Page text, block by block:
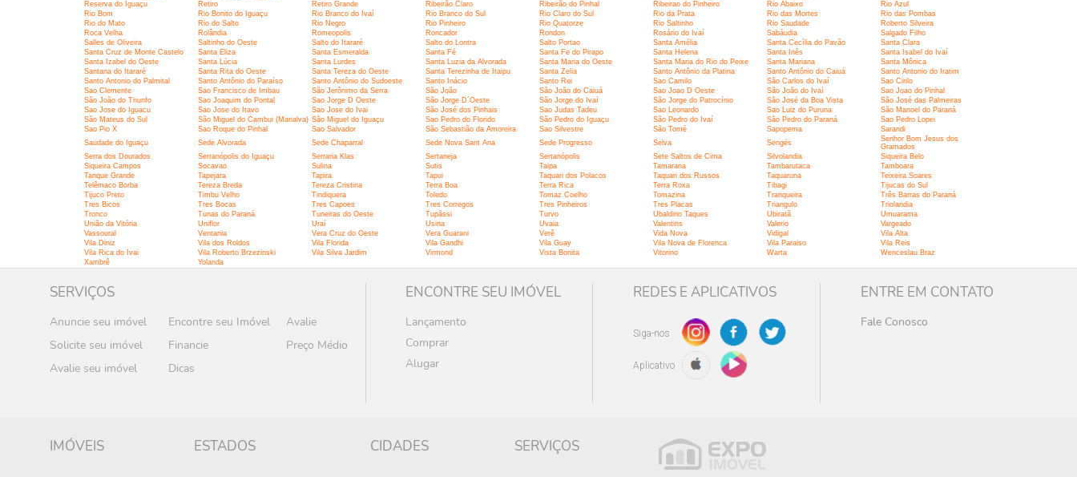
Reserva do Iguaçu
Retiro Retiro Grande Ribeirão Claro Ribeirão do Pinhal Ribeirao do Pinheiro Rio Abaixo
Rio Azul
Rio Bom
Rio Bonito do Iguaçu Rio Branco do Ivaí Rio Branco do Sul Rio Claro do Sul Rio da Prata Rio das Mortes
Rio das Pombas
Rio do Mato
Rio do Salto Rio Negro Rio Pinheiro Rio Quatorze Rio Saltinho Rio Saudade
Roberto Silveira
Roca Velha
Rolândia Romeopolis Roncador Rondon Rosário do Ivaí Sabáudia
Salgado Filho
Salles de Oliveira
Saltinho do Oeste Salto do Itararé Salto do Lontra Salto Portao Santa Amélia Santa Cecília do Pavão
Santa Clara
Santa Cruz de Monte Castelo
Santa Eliza Santa Esmeralda Santa Fé Santa Fe do Pirapo Santa Helena Santa Inês
Santa Isabel do Ivaí
Santa Izabel do Oeste
Santa Lúcia Santa Lurdes Santa Luzia da Alvorada Santa Maria do Oeste Santa Maria do Rio do Peixe Santa Mariana
Santa Mônica
Santana do Itararé
Santa Rita do Oeste Santa Tereza do Oeste Santa Terezinha de Itaipu Santa Zelia Santo Antônio da Platina Santo Antônio do Caiuá
Santo Antonio do Iratim
Santo Antonio do Palmital
Santo Antônio do Paraíso Santo Antônio do Sudoeste Santo Inácio Santo Rei Sao Camilo São Carlos do Ivaí
Sao Cirilo
Sao Clemente
Sao Francisco de Imbau São Jerônimo da Serra São João São João do Caiuá Sao Joao D Oeste São João do Ivaí
Sao Joao do Pinhal
São João do Triunfo
Sao Joaquim do Pontal Sao Jorge D Oeste São Jorge D´Oeste São Jorge do Ivaí São Jorge do Patrocínio São José da Boa Vista
São José das Palmeiras
Sao Jose do Iguacu
Sao Jose do Itavo Sao Jose do Ivai São José dos Pinhais Sao Judas Tadeu Sao Leonardo Sao Luiz do Puruna
São Manoel do Paraná
São Mateus do Sul
São Miguel do Cambui (Marialva) São Miguel do Iguaçu Sao Pedro do Florido São Pedro do Iguaçu São Pedro do Ivaí São Pedro do Paraná
Sao Pedro Lopei
Sao Pio X
Sao Roque do Pinhal Sao Salvador São Sebastião da Amoreira Sao Silvestre São Tomé Sapopema
Sarandi
Saudade do Iguaçu
Sede Alvorada Sede Chaparral Sede Nova Sant Ana Sede Progresso Selva Sengés
Senhor Bom Jesus dos
Gramados
Serra dos Dourados
Serranópolis do Iguaçu Serraria Klas Sertaneja Sertanópolis Sete Saltos de Cima Silvolandia
Siqueira Belo
Siqueira Campos
Socavao Sulina Sutis Taipa Tamarana Tambarutaca
Tamboara
Tanque Grande
Tapejara Tapira Tapui Taquari dos Polacos Taquari dos Russos Taquaruna
Teixeira Soares
Telêmaco Borba
Tereza Breda Tereza Cristina Terra Boa Terra Rica Terra Roxa Tibagi
Tijucas do Sul
Tijuco Preto
Timbu Velho Tindiquera Toledo Tomaz Coelho Tomazina Tranqueira
Três Barras do Paraná
Tres Bicos
Tres Bocas Tres Capoes Tres Corregos Tres Pinheiros Tres Placas Triangulo
Triolandia
Tronco
Tunas do Paraná Tuneiras do Oeste Tupãssi Turvo Ubaldino Taques Ubiratã
Umuarama
União da Vitória
Uniflor Uraí Usina Uvaia Valentins Valerio
Vargeado
Vassoural
Ventania Vera Cruz do Oeste Vera Guarani Verê Vida Nova Vidigal
Vila Alta
Vila Diniz
Vila dos Roldos Vila Florida Vila Gandhi Vila Guay Vila Nova de Florenca Vila Paraiso
Vila Reis
Vila Rica do Ivai
Vila Roberto Brzezinski Vila Silva Jardim Virmond Vista Bonita Vitorino Warta
Wenceslau Braz
Xambrê
Yolanda
SERVIÇOS
Anuncie seu imóvel Encontre seu Imóvel
Avalie
Solicite seu imóvel
Financie
Preço Médio
Avalie seu imóvel
Dicas
ENCONTRE SEU IMÓVEL
Lançamento
Comprar
Alugar
REDES E APLICATIVOS
Siga-nos
Aplicativo
ENTRE EM CONTATO
Fale Conosco
IMÓVEIS ESTADOS CIDADES SERVIÇOS